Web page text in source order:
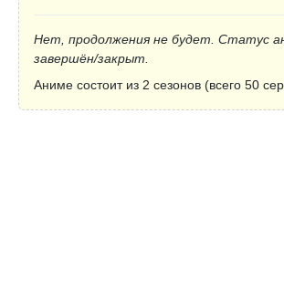
Нет, продолжения не будет. Статус
завершён/закрыт.
Аниме состоит из 2 сезонов (всего 50